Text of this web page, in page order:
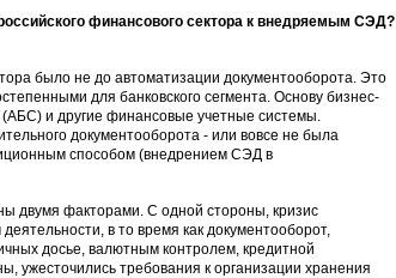
финансового сектора к внедряемым СЭД?
было не до автоматизации документооборота. Это
для банковского сегмента. Основу бизнес-
и другие финансовые учетные системы.
документооборота - или вовсе не была
способом (внедрением СЭД в
двумя факторами. С одной стороны, кризис
в то время как документооборот,
досье, валютным контролем, кредитной
ужесточились требования к организации хранения